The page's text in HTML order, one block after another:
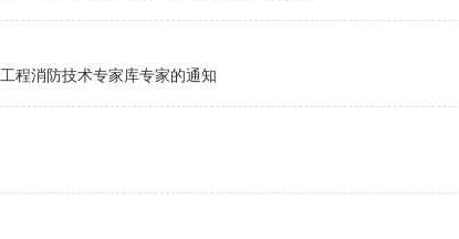
程消防技术专家库专家的通知